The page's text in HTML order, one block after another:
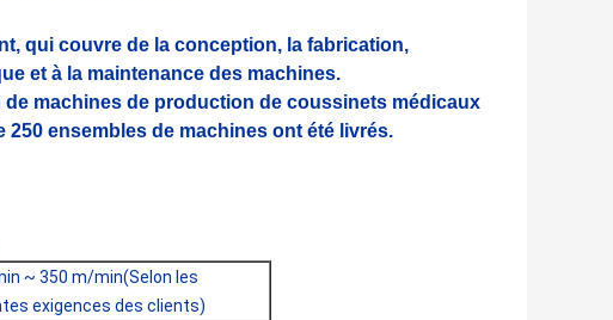
qui couvre de la conception, la fabrication,
et à la maintenance des machines.
machines de production de coussinets médicaux
ensembles de machines ont été livrés.
~ 350 m/min(Selon les
exigences des clients)